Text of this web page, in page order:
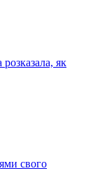
як
свого